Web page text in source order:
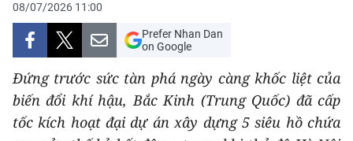
VĂN HÓA
XÃ HỘI
PHÁP LUẬT
DU LỊCH
08/07/2026 11:00
Prefer Nhan Dan
on Google
Đứng trước sức tàn phá ngày càng khốc liệt của
biến đổi khí hậu, Bắc Kinh (Trung Quốc) đã cấp
tốc kích hoạt đại dự án xây dựng 5 siêu hồ chứa